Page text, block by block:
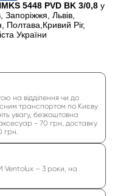
5448 PVD BK 3/0,8 у
Запоріжжя, Львів,
Полтава,Кривий Ріг,
України
на відділення чи до
транспортом по Києву
увагу, безкоштовна
- 70 грн, доставку
грн.
Ventolux – 3 роки, на